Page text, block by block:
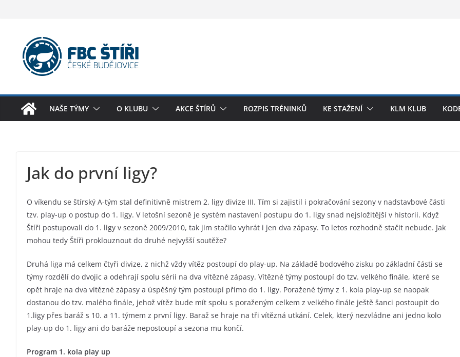
NAŠE TÝMY O KLUBU AKCE ŠTÍRŮ ROZPIS TRÉNINKŮ KE STAŽENÍ KLM KLUB
Jak do první ligy?
O víkendu se štírský A-tým stal definitivně mistrem 2. ligy divize III. Tím si zajistil i pokračování sezony v nadstavbové části
tzv. play-up o postup do 1. ligy. V letošní sezoně je systém nastavení postupu do 1. ligy snad nejsložitější v historii. Když
Štíři postupovali do 1. ligy v sezoně 2009/2010, tak jim stačilo vyhrát i jen dva zápasy. To letos rozhodně stačit nebude. Jak
mohou tedy Štíři proklouznout do druhé nejvyšší soutěže?
Druhá liga má celkem čtyři divize, z nichž vždy vítěz postoupí do play-up. Na základě bodového zisku po základní části se
týmy rozdělí do dvojic a odehrají spolu sérii na dva vítězné zápasy. Vítězné týmy postoupí do tzv. velkého finále, které se
opět hraje na dva vítězné zápasy a úspěšný tým postoupí přímo do 1. ligy. Poražené týmy z 1. kola play-up se naopak
dostanou do tzv. malého finále, jehož vítěz bude mít spolu s poraženým celkem z velkého finále ještě šanci postoupit do
1.ligy přes baráž s 10. a 11. týmem z první ligy. Baraž se hraje na tři vítězná utkání. Celek, který nezvládne ani jedno kolo
play-up do 1. ligy ani do baráže nepostoupí a sezona mu končí.
Program 1. kola play up